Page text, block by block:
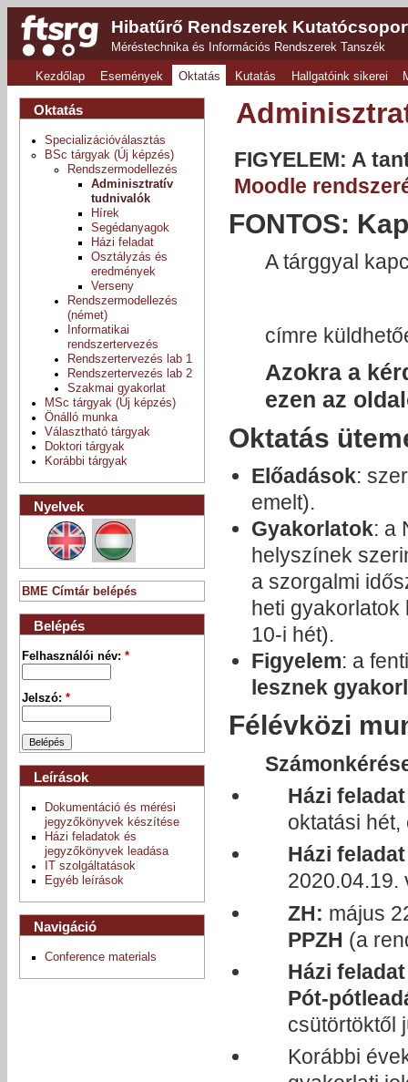
Hibatűrő Rendszerek
Méréstechnika és Információs Rendszerek Tanszék
Kezdőlap Események Oktatás Kutatás Hallgatóink sikerei
FIGYELEM: A
Moodle
FONTOS:
A tárggyal
címre
Azokra a
ezen az
Oktatás
Előadások:
emelt).
Gyakorlatok: a
helyszínek
a szorgalmi
heti gyakorlatok
10-i hét). ​​
Figyelem: a
lesznek
Félévközi
Házi
oktatási
Házi
2020.04.19.
ZH: május
PPZH (a
Házi
Pót-
csütörtöktől
Korábbi
Oktatás
Specializációválasztás
BSc tárgyak (Új képzés)
Rendszermodellezés
Adminisztratív
tudnivalók
Hírek
Segédanyagok
Házi feladat
Osztályzás és
eredmények
Verseny
Rendszermodellezés
(német)
Informatikai
rendszertervezés
Rendszertervezés lab 1
Rendszertervezés lab 2
Szakmai gyakorlat
MSc tárgyak (Új képzés)
Önálló munka
Választható tárgyak
Doktori tárgyak
Korábbi tárgyak
Nyelvek
BME Címtár belépés
Belépés
Felhasználói név:*
Jelszó:*
Leírások
Dokumentáció és mérési
jegyzőkönyvek készítése
Házi feladatok és
jegyzőkönyvek leadása
IT szolgáltatások
Egyéb leírások
Navigáció
Conference materials